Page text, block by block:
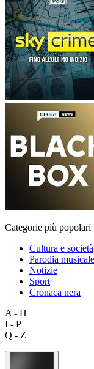
Categorie più popolari
Cultura e società
Parodia musicale
Notizie
Sport
Cronaca nera
A - H
I - P
Q - Z